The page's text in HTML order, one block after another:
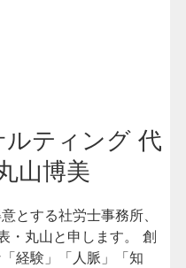
ルティング 代
山博美
とする社労士事務所、
・丸山と申します。 創
経験」「人脈」「知